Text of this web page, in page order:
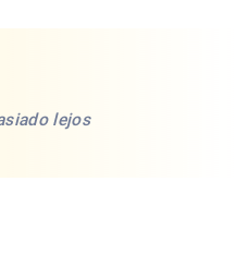
lejos